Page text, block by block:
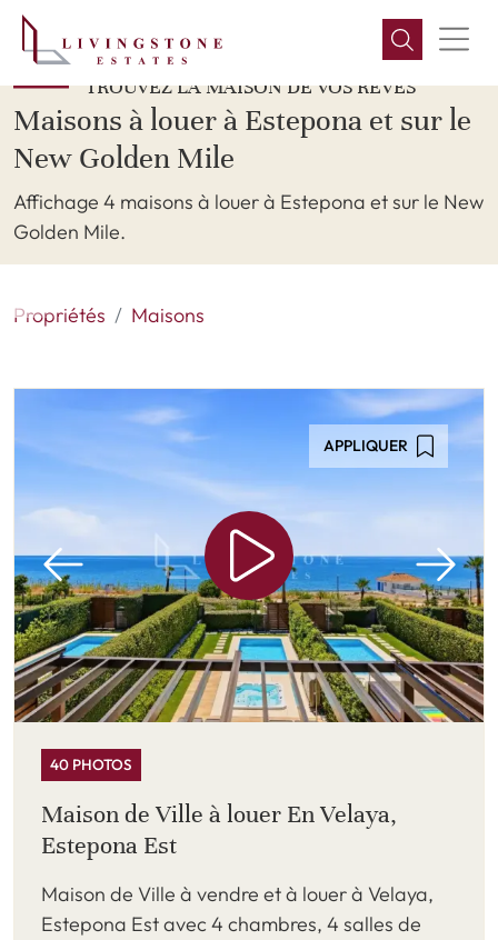
TROUVEZ LA MAISON DE VOS RÊVES
Maisons à louer à Estepona et sur le
New Golden Mile
Affichage 4 maisons à louer à Estepona et sur le New
Golden Mile.
Propriétés Maisons
APPLIQUER
40 PHOTOS
Maison de Ville à louer En Velaya,
Estepona Est
Maison de Ville à vendre et à louer à Velaya,
Estepona Est avec 4 chambres, 4 salles de